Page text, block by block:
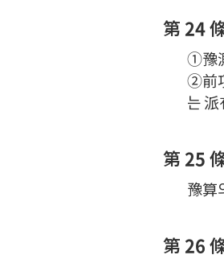
第 24
①豫
②前
는
第 25
豫算
第 26